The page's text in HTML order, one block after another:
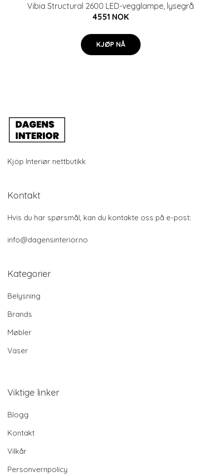
Vibia Structural 2600 LED-vegglampe, lysegrå
4551 NOK
KJØP NÅ
Kjöp Interiør nettbutikk
Kontakt
Hvis du har spørsmål, kan du kontakte oss på e-post:
info@dagensinterior.no
Kategorier
Belysning
Brands
Møbler
Vaser
Viktige linker
Blogg
Kontakt
Vilkår
Personvernpolicy